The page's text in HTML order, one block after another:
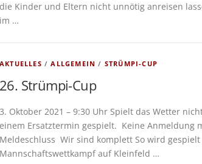
die Kinder und Eltern nicht unnötig anreisen
im …
AKTUELLES /ALLGEMEIN / STRÜMPI-CUP
26. Strümpi-Cup
3. Oktober 2021 – 9:30 Uhr Spielt das Wetter
einem Ersatztermin gespielt. Keine Anmeldung
Meldeschluss Wir sind komplett So wird gespielt
Mannschaftswettkampf auf Kleinfeld …